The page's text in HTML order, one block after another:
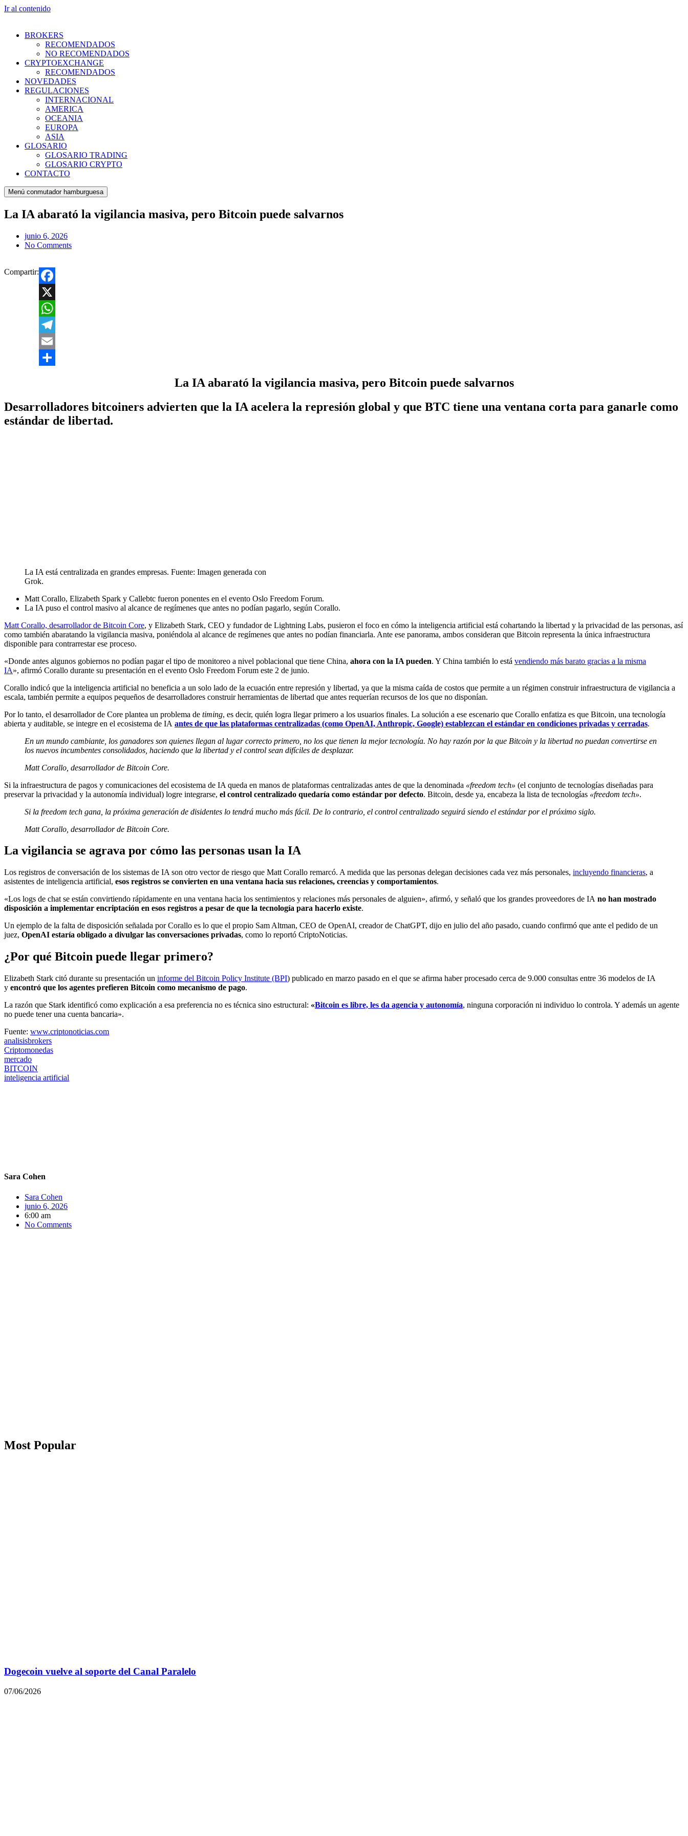
Ir al contenido
BROKERS
RECOMENDADOS
NO RECOMENDADOS
CRYPTOEXCHANGE
RECOMENDADOS
NOVEDADES
REGULACIONES
INTERNACIONAL
AMERICA
OCEANIA
EUROPA
ASIA
GLOSARIO
GLOSARIO TRADING
GLOSARIO CRYPTO
CONTACTO
Menú conmutador hamburguesa
La IA abarató la vigilancia masiva, pero Bitcoin puede salvarnos
junio 6, 2026
No Comments
Compartir:
Facebook
X
WhatsApp
Telegram
Email
La IA abarató la vigilancia masiva, pero Bitcoin puede salvarnos
Desarrolladores bitcoiners advierten que la IA acelera la represión global y que BTC tiene una ventana corta para ganarle como
estándar de libertad.
La IA está centralizada en grandes empresas. Fuente: Imagen generada con
Grok.
Matt Corallo, Elizabeth Spark y Callebtc fueron ponentes en el evento Oslo Freedom Forum.
La IA puso el control masivo al alcance de regímenes que antes no podían pagarlo, según Corallo.
Matt Corallo, desarrollador de Bitcoin Core, y Elizabeth Stark, CEO y fundador de Lightning Labs, pusieron el foco en cómo la inteligencia artificial está cohartando la libertad y la privacidad de las personas, así
como también abaratando la vigilancia masiva, poniéndola al alcance de regímenes que antes no podían financiarla. Ante ese panorama, ambos consideran que Bitcoin representa la única infraestructura
disponible para contrarrestar ese proceso.
«Donde antes algunos gobiernos no podían pagar el tipo de monitoreo a nivel poblacional que tiene China, ahora con la IA pueden. Y China también lo está vendiendo más barato gracias a la misma
IA», afirmó Corallo durante su presentación en el evento Oslo Freedom Forum este 2 de junio.
Corallo indicó que la inteligencia artificial no beneficia a un solo lado de la ecuación entre represión y libertad, ya que la misma caída de costos que permite a un régimen construir infraestructura de vigilancia a
escala, también permite a equipos pequeños de desarrolladores construir herramientas de libertad que antes requerían recursos de los que no disponían.
Por lo tanto, el desarrollador de Core plantea un problema de timing, es decir, quién logra llegar primero a los usuarios finales. La solución a ese escenario que Corallo enfatiza es que Bitcoin, una tecnología
abierta y auditable, se integre en el ecosistema de IA antes de que las plataformas centralizadas (como OpenAI, Anthropic, Google) establezcan el estándar en condiciones privadas y cerradas.
En un mundo cambiante, los ganadores son quienes llegan al lugar correcto primero, no los que tienen la mejor tecnología. No hay razón por la que Bitcoin y la libertad no puedan convertirse en
los nuevos incumbentes consolidados, haciendo que la libertad y el control sean difíciles de desplazar.
Matt Corallo, desarrollador de Bitcoin Core.
Si la infraestructura de pagos y comunicaciones del ecosistema de IA queda en manos de plataformas centralizadas antes de que la denominada «freedom tech» (el conjunto de tecnologías diseñadas para
preservar la privacidad y la autonomía individual) logre integrarse, el control centralizado quedaría como estándar por defecto. Bitcoin, desde ya, encabeza la lista de tecnologías «freedom tech».
Si la freedom tech gana, la próxima generación de disidentes lo tendrá mucho más fácil. De lo contrario, el control centralizado seguirá siendo el estándar por el próximo siglo.
Matt Corallo, desarrollador de Bitcoin Core.
La vigilancia se agrava por cómo las personas usan la IA
Los registros de conversación de los sistemas de IA son otro vector de riesgo que Matt Corallo remarcó. A medida que las personas delegan decisiones cada vez más personales, incluyendo financieras, a
asistentes de inteligencia artificial, esos registros se convierten en una ventana hacia sus relaciones, creencias y comportamientos.
«Los logs de chat se están convirtiendo rápidamente en una ventana hacia los sentimientos y relaciones más personales de alguien», afirmó, y señaló que los grandes proveedores de IA no han mostrado
disposición a implementar encriptación en esos registros a pesar de que la tecnología para hacerlo existe.
Un ejemplo de la falta de disposición señalada por Corallo es lo que el propio Sam Altman, CEO de OpenAI, creador de ChatGPT, dijo en julio del año pasado, cuando confirmó que ante el pedido de un
juez, OpenAI estaría obligado a divulgar las conversaciones privadas, como lo reportó CriptoNoticias.
¿Por qué Bitcoin puede llegar primero?
Elizabeth Stark citó durante su presentación un informe del Bitcoin Policy Institute (BPI) publicado en marzo pasado en el que se afirma haber procesado cerca de 9.000 consultas entre 36 modelos de IA
y encontró que los agentes prefieren Bitcoin como mecanismo de pago.
La razón que Stark identificó como explicación a esa preferencia no es técnica sino estructural: «Bitcoin es libre, les da agencia y autonomía, ninguna corporación ni individuo lo controla. Y además un agente
no puede tener una cuenta bancaria».
Fuente: www.criptonoticias.com
analisisbrokers
Criptomonedas
mercado
BITCOIN
inteligencia artificial
Sara Cohen
Sara Cohen
junio 6, 2026
6:00 am
No Comments
Most Popular
Dogecoin vuelve al soporte del Canal Paralelo
07/06/2026